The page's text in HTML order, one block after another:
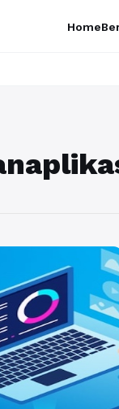
Home